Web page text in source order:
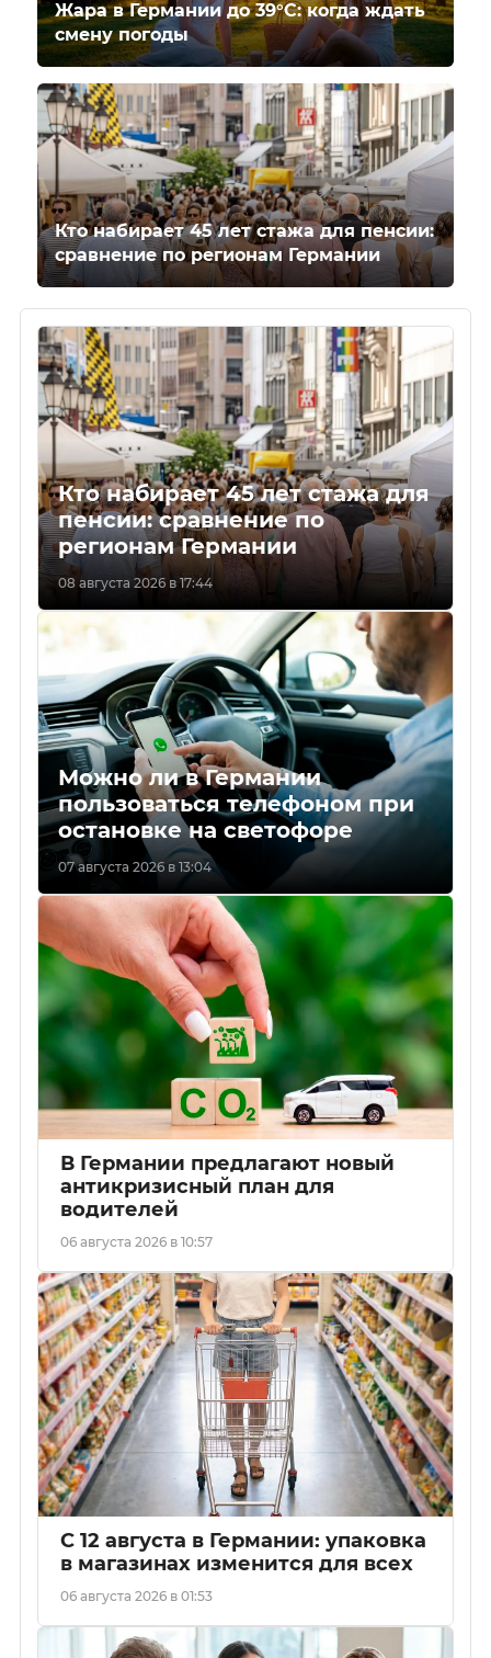
Жара в Германии до 39°C: когда ждать
смену погоды
Кто набирает 45 лет стажа для пенсии:
сравнение по регионам Германии
Кто набирает 45 лет стажа для
пенсии: сравнение по
регионам Германии
08 августа 2026 в 17:44
Можно ли в Германии
пользоваться телефоном при
остановке на светофоре
07 августа 2026 в 13:04
В Германии предлагают новый
антикризисный план для
водителей
06 августа 2026 в 10:57
С 12 августа в Германии: упаковка
в магазинах изменится для всех
06 августа 2026 в 01:53